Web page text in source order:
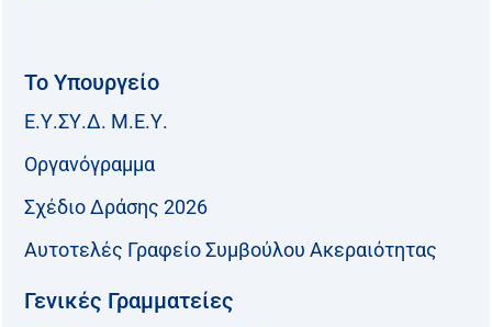
Το Υπουργείο
Ε.Υ.ΣΥ.Δ. Μ.Ε.Υ.
Οργανόγραμμα
Σχέδιο Δράσης 2026
Αυτοτελές Γραφείο Συμβούλου Ακεραιότητας
Γενικές Γραμματείες